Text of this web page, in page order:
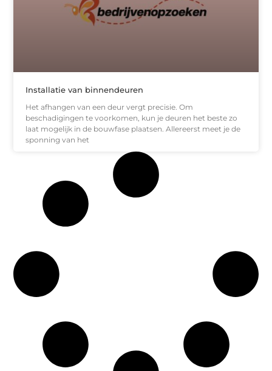
Installatie van binnendeuren
Het afhangen van een deur vergt precisie. Om
beschadigingen te voorkomen, kun je deuren het beste zo
laat mogelijk in de bouwfase plaatsen. Allereerst meet je de
sponning van het